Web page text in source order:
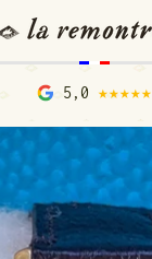
5,0 ★★★★★